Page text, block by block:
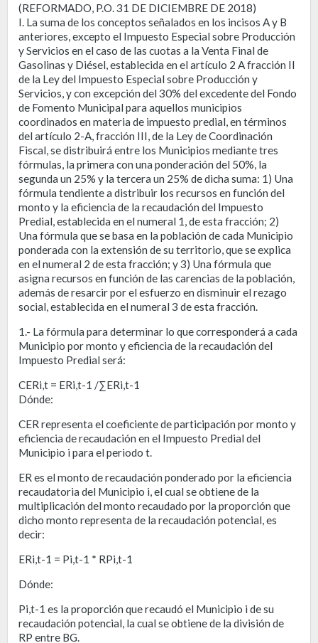
(REFORMADO, P.O. 31 DE DICIEMBRE DE 2018)
I. La suma de los conceptos señalados en los incisos A y B
anteriores, excepto el Impuesto Especial sobre Producción
y Servicios en el caso de las cuotas a la Venta Final de
Gasolinas y Diésel, establecida en el artículo 2 A fracción II
de la Ley del Impuesto Especial sobre Producción y
Servicios, y con excepción del 30% del excedente del Fondo
de Fomento Municipal para aquellos municipios
coordinados en materia de impuesto predial, en términos
del artículo 2-A, fracción III, de la Ley de Coordinación
Fiscal, se distribuirá entre los Municipios mediante tres
fórmulas, la primera con una ponderación del 50%, la
segunda un 25% y la tercera un 25% de dicha suma: 1) Una
fórmula tendiente a distribuir los recursos en función del
monto y la eficiencia de la recaudación del Impuesto
Predial, establecida en el numeral 1, de esta fracción; 2)
Una fórmula que se basa en la población de cada Municipio
ponderada con la extensión de su territorio, que se explica
en el numeral 2 de esta fracción; y 3) Una fórmula que
asigna recursos en función de las carencias de la población,
además de resarcir por el esfuerzo en disminuir el rezago
social, establecida en el numeral 3 de esta fracción.
1.- La fórmula para determinar lo que corresponderá a cada
Municipio por monto y eficiencia de la recaudación del
Impuesto Predial será:
CERi,t = ERi,t-1 /∑ERi,t-1
Dónde:
CER representa el coeficiente de participación por monto y
eficiencia de recaudación en el Impuesto Predial del
Municipio i para el periodo t.
ER es el monto de recaudación ponderado por la eficiencia
recaudatoria del Municipio i, el cual se obtiene de la
multiplicación del monto recaudado por la proporción que
dicho monto representa de la recaudación potencial, es
decir:
ERi,t-1 = Pi,t-1 * RPi,t-1
Dónde:
Pi,t-1 es la proporción que recaudó el Municipio i de su
recaudación potencial, la cual se obtiene de la división de
RP entre BG.